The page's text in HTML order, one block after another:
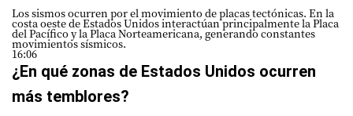
Los sismos ocurren por el movimiento de placas tectónicas. En la
costa oeste de Estados Unidos interactúan principalmente la Placa
del Pacífico y la Placa Norteamericana, generando constantes
movimientos sísmicos.
16:06
¿En qué zonas de Estados Unidos ocurren
más temblores?